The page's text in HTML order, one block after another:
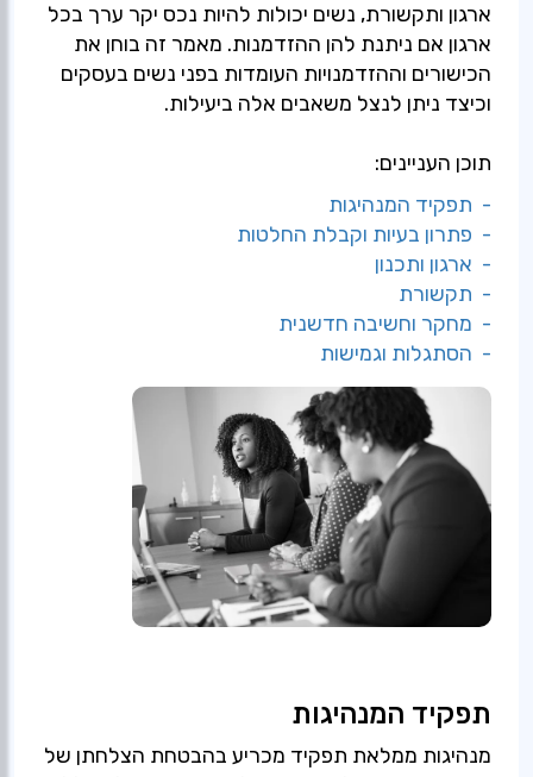
ארגון ותקשורת, נשים יכולות להיות נכס יקר ערך בכל
ארגון אם ניתנת להן ההזדמנות. מאמר זה בוחן את
הכישורים וההזדמנויות העומדות בפני נשים בעסקים
וכיצד ניתן לנצל משאבים אלה ביעילות.
תוכן העניינים:
- תפקיד המנהיגות
- פתרון בעיות וקבלת החלטות
- ארגון ותכנון
- תקשורת
- מחקר וחשיבה חדשנית
- הסתגלות וגמישות
תפקיד המנהיגות
מנהיגות ממלאת תפקיד מכריע בהבטחת הצלחתן של